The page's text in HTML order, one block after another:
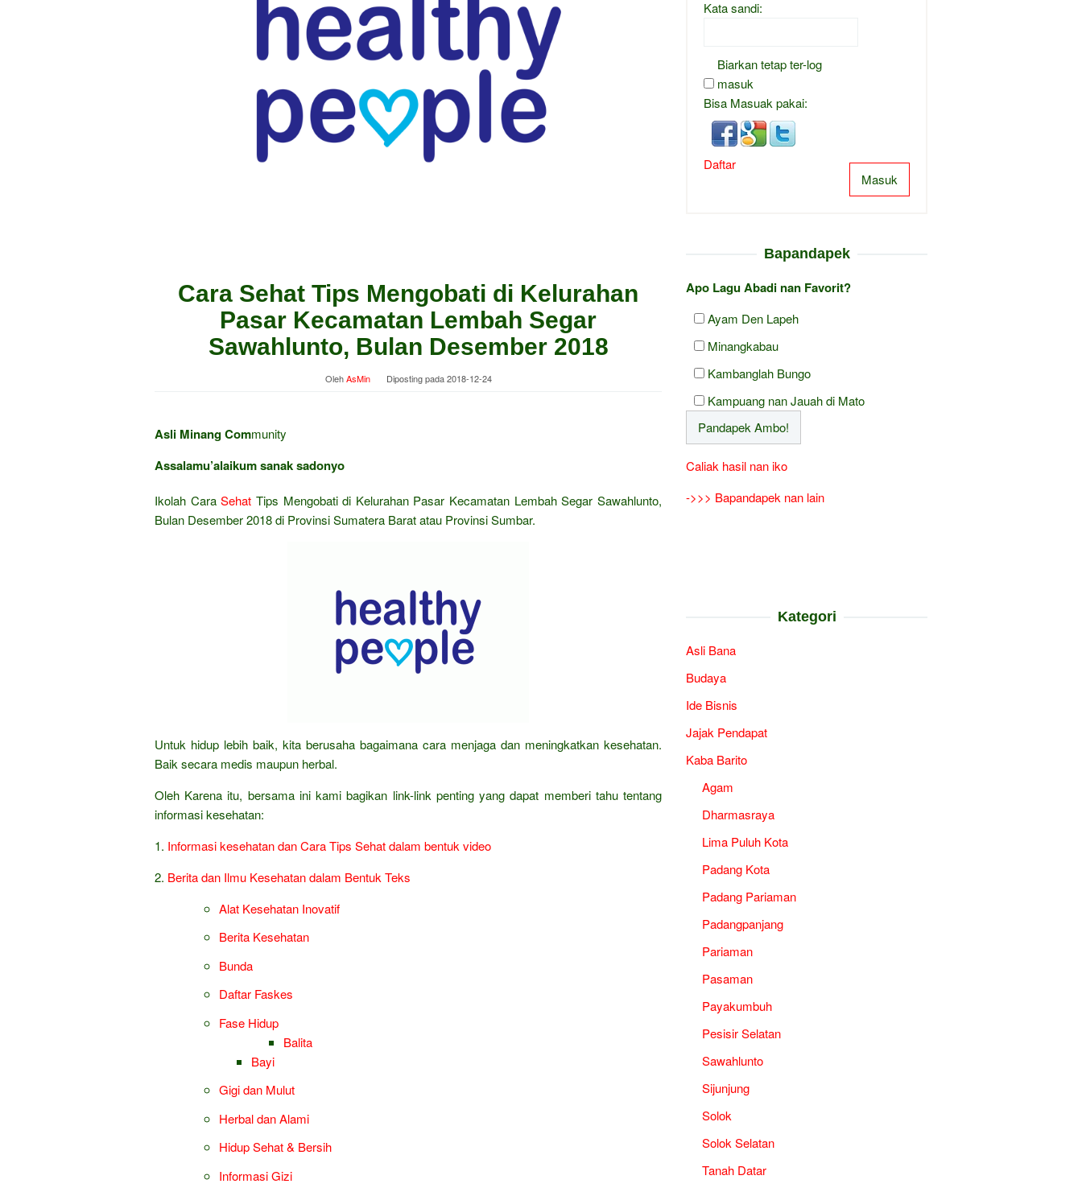
Cara Sehat Tips Mengobati di Kelurahan
Pasar Kecamatan Lembah Segar
Sawahlunto, Bulan Desember 2018
OlehAsMin Diposting pada2018-12-24
Asli Minang Community
Assalamu’alaikum sanak sadonyo
Ikolah CaraSehat Tips Mengobati di Kelurahan Pasar Kecamatan Lembah Segar Sawahlunto,
Bulan Desember 2018 di Provinsi Sumatera Barat atau Provinsi Sumbar.
Untuk hidup lebih baik, kita berusaha bagaimana cara menjaga dan meningkatkan kesehatan.
Baik secara medis maupun herbal.
Oleh Karena itu, bersama ini kami bagikan link-link penting yang dapat memberi tahu tentang
informasi kesehatan:
1. Informasi kesehatan dan Cara Tips Sehat dalam bentuk video
2. Berita dan Ilmu Kesehatan dalam Bentuk Teks
Alat Kesehatan Inovatif
Berita Kesehatan
Bunda
Daftar Faskes
Fase Hidup
Balita
Bayi
Gigi dan Mulut
Herbal dan Alami
Hidup Sehat & Bersih
Informasi Gizi
Kata sandi:
Biarkan tetap ter-log
masuk
Bisa Masuak pakai:
Masuk
Daftar
Bapandapek
Apo Lagu Abadi nan Favorit?
Ayam Den Lapeh
Minangkabau
Kambanglah Bungo
Kampuang nan Jauah di Mato
Caliak hasil nan iko
->>> Bapandapek nan lain
Kategori
Asli Bana
Budaya
Ide Bisnis
Jajak Pendapat
Kaba Barito
Agam
Dharmasraya
Lima Puluh Kota
Padang Kota
Padang Pariaman
Padangpanjang
Pariaman
Pasaman
Payakumbuh
Pesisir Selatan
Sawahlunto
Sijunjung
Solok
Solok Selatan
Tanah Datar